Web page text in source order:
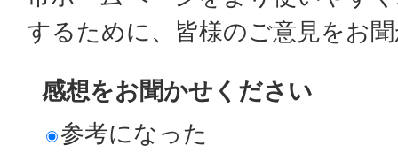
するために、皆様のご意見をお
感想をお聞かせください
参考になった